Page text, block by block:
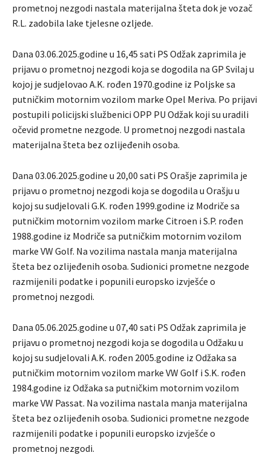
prometnoj nezgodi nastala materijalna šteta dok je vozač
R.L. zadobila lake tjelesne ozljede.
Dana 03.06.2025.godine u 16,45 sati PS Odžak zaprimila je
prijavu o prometnoj nezgodi koja se dogodila na GP Svilaj u
kojoj je sudjelovao A.K. rođen 1970.godine iz Poljske sa
putničkim motornim vozilom marke Opel Meriva. Po prijavi
postupili policijski službenici OPP PU Odžak koji su uradili
očevid prometne nezgode. U prometnoj nezgodi nastala
materijalna šteta bez ozlijeđenih osoba.
Dana 03.06.2025.godine u 20,00 sati PS Orašje zaprimila je
prijavu o prometnoj nezgodi koja se dogodila u Orašju u
kojoj su sudjelovali G.K. rođen 1999.godine iz Modriče sa
putničkim motornim vozilom marke Citroen i S.P. rođen
1988.godine iz Modriče sa putničkim motornim vozilom
marke VW Golf. Na vozilima nastala manja materijalna
šteta bez ozlijeđenih osoba. Sudionici prometne nezgode
razmijenili podatke i popunili europsko izvješće o
prometnoj nezgodi.
Dana 05.06.2025.godine u 07,40 sati PS Odžak zaprimila je
prijavu o prometnoj nezgodi koja se dogodila u Odžaku u
kojoj su sudjelovali A.K. rođen 2005.godine iz Odžaka sa
putničkim motornim vozilom marke VW Golf i S.K. rođen
1984.godine iz Odžaka sa putničkim motornim vozilom
marke VW Passat. Na vozilima nastala manja materijalna
šteta bez ozlijeđenih osoba. Sudionici prometne nezgode
razmijenili podatke i popunili europsko izvješće o
prometnoj nezgodi.